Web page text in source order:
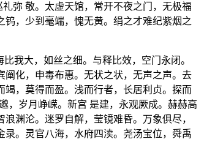
弥 敬。太虚天馆，常开不夜之门，无极福
，少到毫端，愧无黄。绢之才难纪紫烟之
我大，如丝之细。与释比效，空门永闭。
化，申毒布惠。无状之状，无声之声。去
，莫得而盈。浅而行者，长居利贞。探而
，岁月峥嵘。新宫 是建，永观厥成。赫赫高
渊沦。迷罗自解，莹镜难昏。万象俱尽，
。灵官八海，水府四渎。尧汤宝位，舜禹